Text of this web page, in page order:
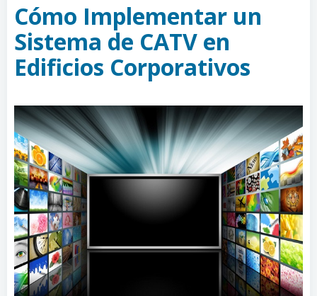
Cómo Implementar un
Sistema de CATV en
Edificios Corporativos